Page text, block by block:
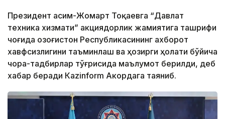
Президент Қасим-Жомарт Тоқаевга “Давлат
техника хизмати” акциядорлик жамиятига ташрифи
чоғида Қозоғистон Республикасининг ахборот
хавфсизлигини таъминлаш ва ҳозирги ҳолати бўйича
чора-тадбирлар тўғрисида маълумот берилди, деб
хабар беради Каzinform Акордага таяниб.